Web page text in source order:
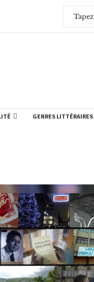
GENRES LITTÉRAIRES